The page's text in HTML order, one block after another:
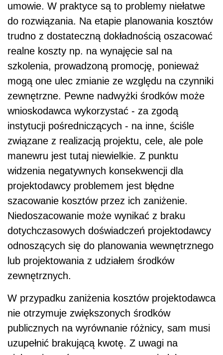
umowie. W praktyce są to problemy niełatwe
do rozwiązania. Na etapie planowania kosztów
trudno z dostateczną dokładnością oszacować
realne koszty np. na wynajęcie sal na
szkolenia, prowadzoną promocję, ponieważ
mogą one ulec zmianie ze względu na czynniki
zewnętrzne. Pewne nadwyżki środków może
wnioskodawca wykorzystać - za zgodą
instytucji pośredniczących - na inne, ściśle
związane z realizacją projektu, cele, ale pole
manewru jest tutaj niewielkie. Z punktu
widzenia negatywnych konsekwencji dla
projektodawcy problemem jest błędne
szacowanie kosztów przez ich zaniżenie.
Niedoszacowanie może wynikać z braku
dotychczasowych doświadczeń projektodawcy
odnoszących się do planowania wewnętrznego
lub projektowania z udziałem środków
zewnętrznych.
W przypadku zaniżenia kosztów projektodawca
nie otrzymuje zwiększonych środków
publicznych na wyrównanie różnicy, sam musi
uzupełnić brakującą kwotę. Z uwagi na